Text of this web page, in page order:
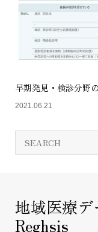
早期発見・検診分野
2021.06.21
地域医療
Reghsis